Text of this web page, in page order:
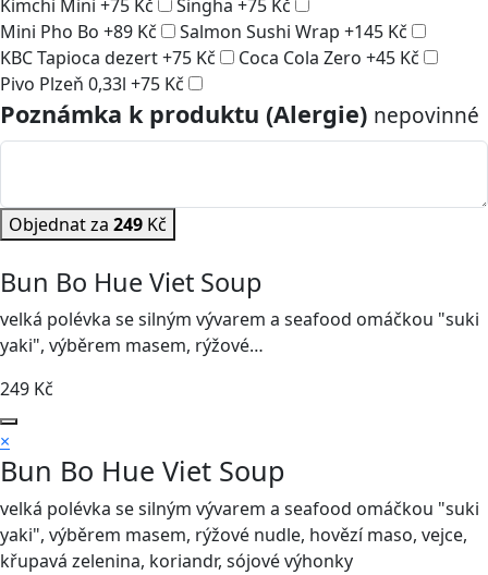
Kimchi Mini +75 Kč Singha +75 Kč
Mini Pho Bo +89 Kč Salmon Sushi Wrap +145 Kč
KBC Tapioca dezert+75 Kč Coca Cola Zero +45 Kč
Pivo Plzeň 0,33l +75 Kč
Poznámka k produktu (Alergie) nepovinné
Objednat za 249 Kč
Bun Bo Hue Viet Soup
velká polévka se silným vývarem a seafood omáčkou "suki
yaki", výběrem masem, rýžové…
249 Kč
×
Bun Bo Hue Viet Soup
velká polévka se silným vývarem a seafood omáčkou "suki
yaki", výběrem masem, rýžové nudle, hovězí maso, vejce,
křupavá zelenina, koriandr, sójové výhonky